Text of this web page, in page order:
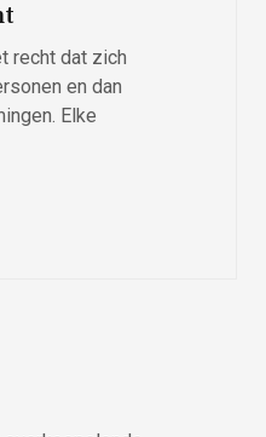
recht dat zich
en dan
Elke